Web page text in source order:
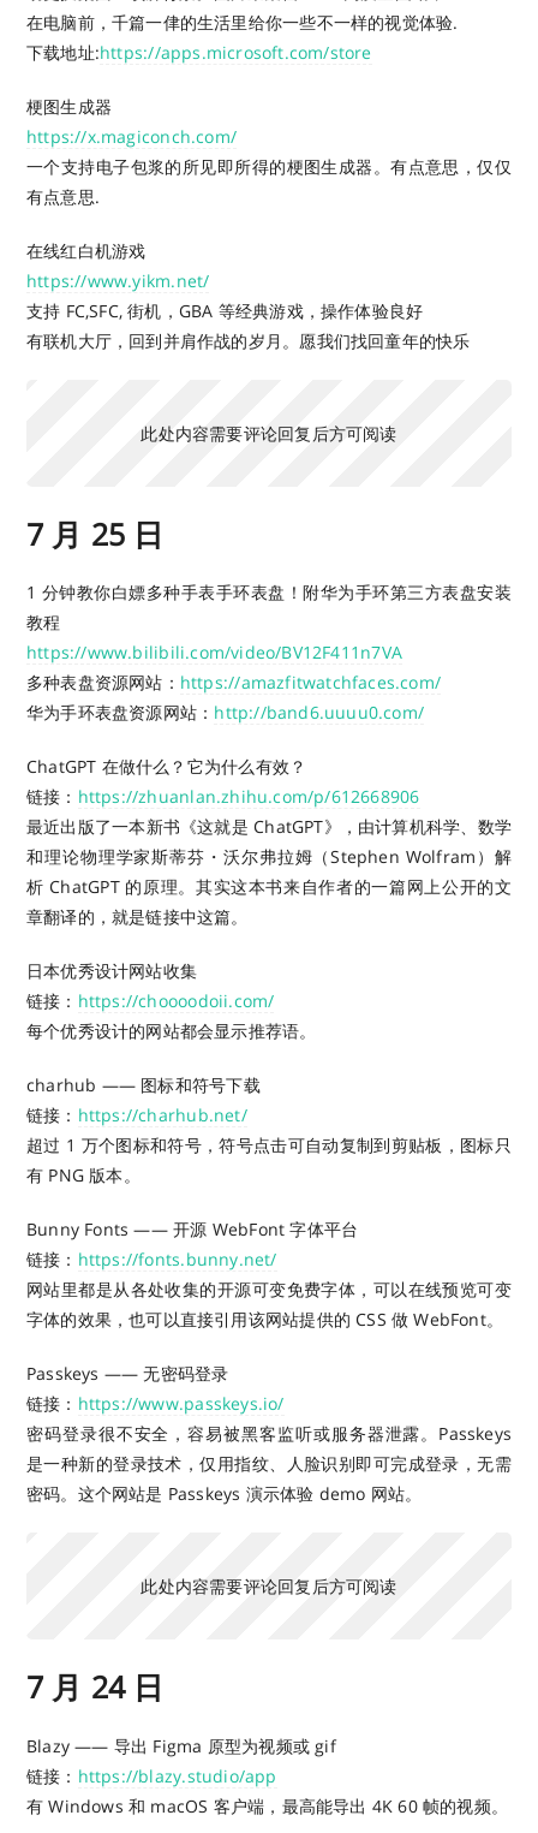
在电脑前，千篇一侓的生活里给你一些不一样的视觉体验.
下载地址:https://apps.microsoft.com/store
梗图生成器
https://x.magiconch.com/
一个支持电子包浆的所见即所得的梗图生成器。有点意思，仅仅
有点意思.
在线红白机游戏
https://www.yikm.net/
支持 FC,SFC, 街机，GBA 等经典游戏，操作体验良好
有联机大厅，回到并肩作战的岁月。愿我们找回童年的快乐
此处内容需要评论回复后方可阅读
7 月 25 日
1 分钟教你白嫖多种手表手环表盘！附华为手环第三方表盘安装
教程
https://www.bilibili.com/video/BV12F411n7VA
多种表盘资源网站： https://amazfitwatchfaces.com/
华为手环表盘资源网站： http://band6.uuuu0.com/
ChatGPT 在做什么？它为什么有效？
链接： https://zhuanlan.zhihu.com/p/612668906
最近出版了一本新书《这就是 ChatGPT》，由计算机科学、数学
和理论物理学家斯蒂芬・沃尔弗拉姆（Stephen Wolfram）解
析 ChatGPT 的原理。其实这本书来自作者的一篇网上公开的文
章翻译的，就是链接中这篇。
日本优秀设计网站收集
链接： https://choooodoii.com/
每个优秀设计的网站都会显示推荐语。
charhub —— 图标和符号下载
链接： https://charhub.net/
超过 1 万个图标和符号，符号点击可自动复制到剪贴板，图标只
有 PNG 版本。
Bunny Fonts —— 开源 WebFont 字体平台
链接： https://fonts.bunny.net/
网站里都是从各处收集的开源可变免费字体，可以在线预览可变
字体的效果，也可以直接引用该网站提供的 CSS 做 WebFont。
Passkeys —— 无密码登录
链接： https://www.passkeys.io/
密码登录很不安全，容易被黑客监听或服务器泄露。Passkeys
是一种新的登录技术，仅用指纹、人脸识别即可完成登录，无需
密码。这个网站是 Passkeys 演示体验 demo 网站。
此处内容需要评论回复后方可阅读
7 月 24 日
Blazy —— 导出 Figma 原型为视频或 gif
链接： https://blazy.studio/app
有 Windows 和 macOS 客户端，最高能导出 4K 60 帧的视频。